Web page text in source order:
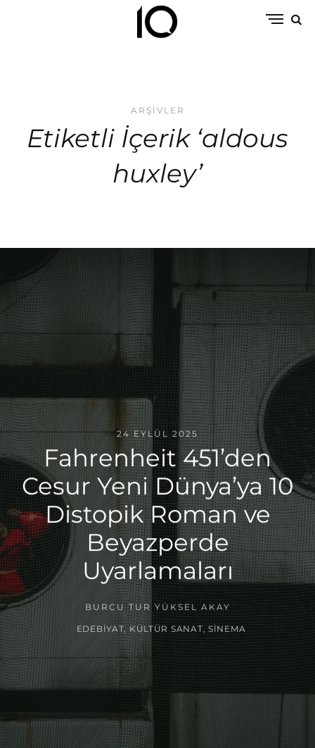
ARŞIVLER
Etiketli İçerik ‘aldous
huxley’
24 EYLÜL 2025
Fahrenheit 451’den
Cesur Yeni Dünya’ya 10
Distopik Roman ve
Beyazperde
Uyarlamaları
BURCU TUR YÜKSEL AKAY
EDEBIYAT ,KÜLTÜR SANAT, SINEMA